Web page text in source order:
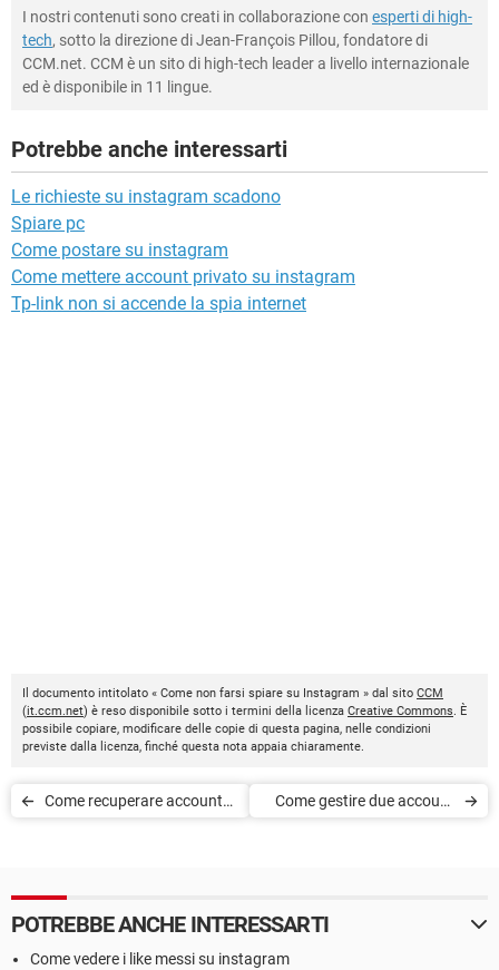
I nostri contenuti sono creati in collaborazione con esperti di high-
tech, sotto la direzione di Jean-François Pillou, fondatore di
CCM.net. CCM è un sito di high-tech leader a livello internazionale
ed è disponibile in 11 lingue.
Potrebbe anche interessarti
Le richieste su instagram scadono
Spiare pc
Come postare su instagram
Come mettere account privato su instagram
Tp-link non si accende la spia internet
Il documento intitolato « Come non farsi spiare su Instagram » dal sito CCM
(it.ccm.net) è reso disponibile sotto i termini della licenza Creative Commons. È
possibile copiare, modificare delle copie di questa pagina, nelle condizioni
previste dalla licenza, finché questa nota appaia chiaramente.
Come recuperare account
Come gestire due account
POTREBBE ANCHE INTERESSARTI
Come vedere i like messi su instagram